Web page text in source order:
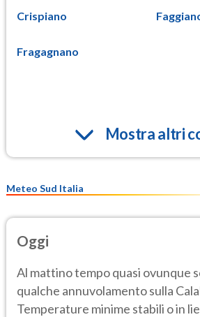
Crispiano
Fragagnano
Mostra altri
Meteo Sud Italia
Oggi
Al mattino tempo quasi ovunque
qualche annuvolamento sulla
Temperature minime stabili o in